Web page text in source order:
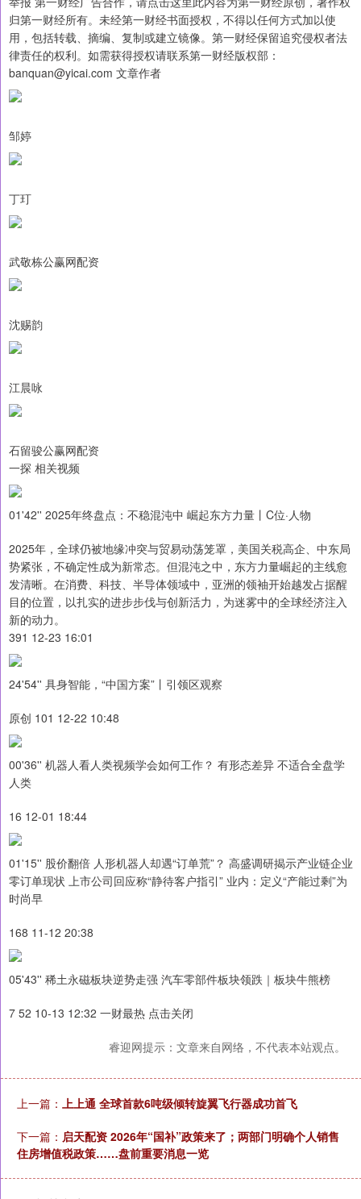
归第一财经所有。未经第一财经书面授权，不得以任何方式加以使
用，包括转载、摘编、复制或建立镜像。第一财经保留追究侵权者法
律责任的权利。如需获得授权请联系第一财经版权部：
banquan@yicai.com 文章作者
邹婷
丁玎
武敬栋公赢网配资
沈赐韵
江晨咏
石留骏公赢网配资
一探 相关视频
01'42'' 2025年终盘点：不稳混沌中 崛起东方力量丨C位·人物
2025年，全球仍被地缘冲突与贸易动荡笼罩，美国关税高企、中东局
势紧张，不确定性成为新常态。但混沌之中，东方力量崛起的主线愈
发清晰。在消费、科技、半导体领域中，亚洲的领袖开始越发占据醒
目的位置，以扎实的进步步伐与创新活力，为迷雾中的全球经济注入
新的动力。
391 12-23 16:01
24'54'' 具身智能，“中国方案”丨引领区观察
原创 101 12-22 10:48
00'36'' 机器人看人类视频学会如何工作？ 有形态差异 不适合全盘学
人类
16 12-01 18:44
01'15'' 股价翻倍 人形机器人却遇“订单荒”？ 高盛调研揭示产业链企业
零订单现状 上市公司回应称“静待客户指引” 业内：定义“产能过剩”为
时尚早
168 11-12 20:38
05'43'' 稀土永磁板块逆势走强 汽车零部件板块领跌｜板块牛熊榜
7 52 10-13 12:32 一财最热 点击关闭
睿迎网提示：文章来自网络，不代表本站观点。
上一篇： 上上通 全球首款6吨级倾转旋翼飞行器成功首飞
下一篇： 启天配资 2026年“国补”政策来了；两部门明确个人销售
住房增值税政策……盘前重要消息一览